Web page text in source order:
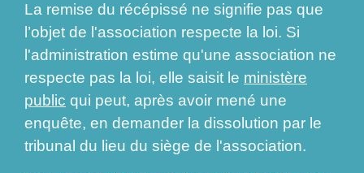
La remise du récépissé ne signifie pas que
l’objet de l'association respecte la loi. Si
l'administration estime qu'une association ne
respecte pas la loi, elle saisit le ministère
public qui peut, après avoir mené une
enquête, en demander la dissolution par le
tribunal du lieu du siège de l'association.